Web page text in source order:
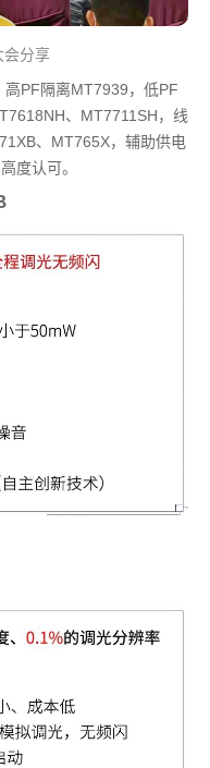
会分享
PF隔离MT7939，低PF
、MT7711SH，线
、MT765X，辅助供电
度认可。